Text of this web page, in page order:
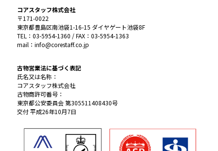
コアスタッフ株式会社
〒171-0022
東京都豊島区南池袋1-16-15 ダイヤゲート池袋8F
TEL：03-5954-1360 / FAX：03-5954-1363
mail：info@corestaff.co.jp
古物営業法に基づく表記
氏名又は名称：
コアスタッフ株式会社
古物商許可番号：
東京都公安委員会 第305511408430号
交付 平成26年10月7日